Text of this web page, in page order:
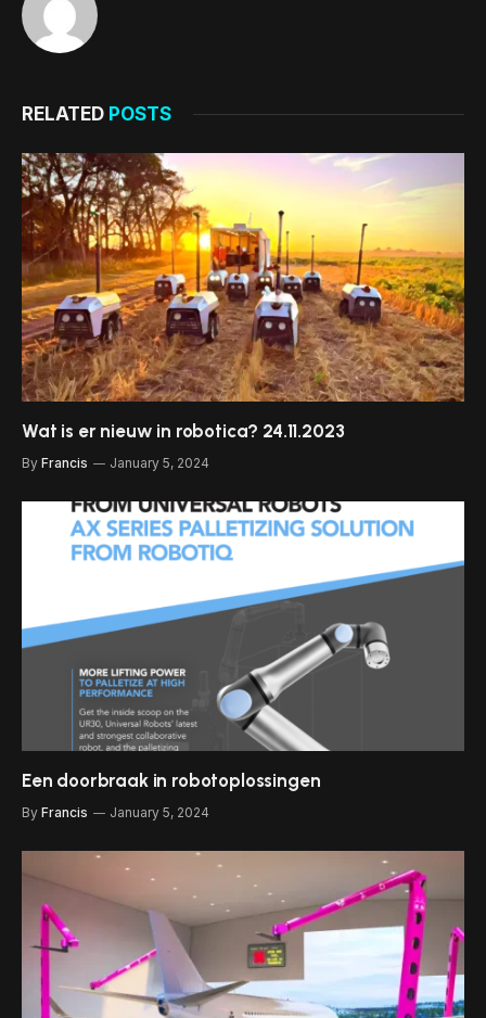
RELATED POSTS
Wat is er nieuw in robotica? 24.11.2023
By Francis January 5, 2024
Een doorbraak in robotoplossingen
By Francis January 5, 2024